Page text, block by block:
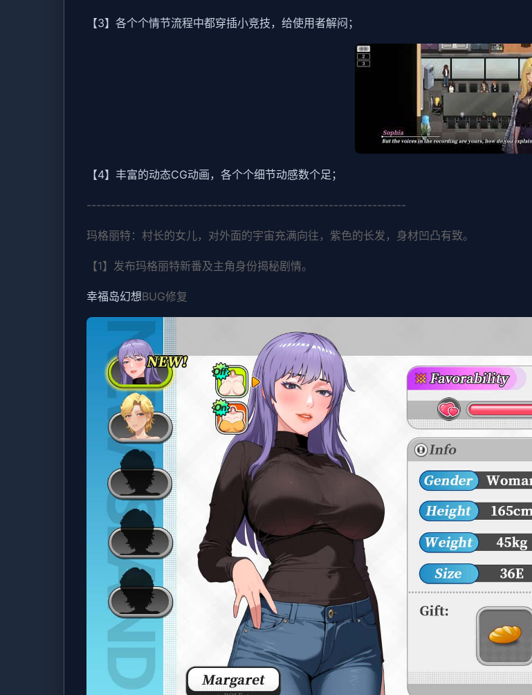
【3】各个个情节流程中都穿插小竞技，给使用者解闷；
【4】丰富的动态CG动画，各个个细节动感数个足；
------------------------------------------------------------------
玛格丽特：村长的女儿，对外面的宇宙充满向往，紫色的长发，身材凹凸有致。
【1】发布玛格丽特新番及主角身份揭秘剧情。
幸福岛幻想BUG修复